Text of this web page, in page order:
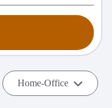
Home-Office